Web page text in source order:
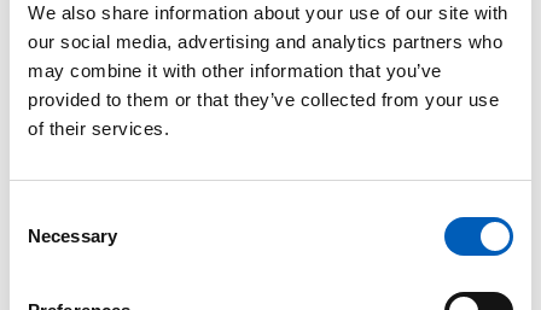
We also share information about your use of our site with
our social media, advertising and analytics partners who
may combine it with other information that you’ve
provided to them or that they’ve collected from your use
of their services.
Necessary
fremme bæredygtig økonomisk og social
udvikling
fremme respekt for alle menneskerettigheder